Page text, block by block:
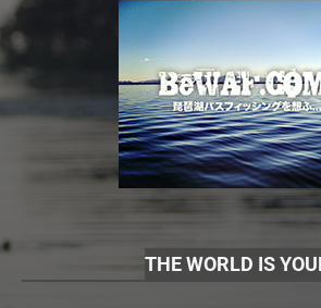
THE WORLD IS